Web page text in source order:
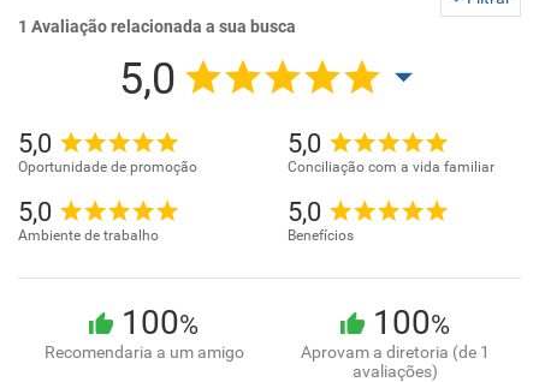
1 Avaliação relacionada a sua busca
5,0
5,0
Oportunidade de promoção
5,0
Conciliação com a vida familiar
5,0
Ambiente de trabalho
5,0
Benefícios
100%
Recomendaria a um amigo
100%
Aprovam a diretoria (de 1
avaliações)